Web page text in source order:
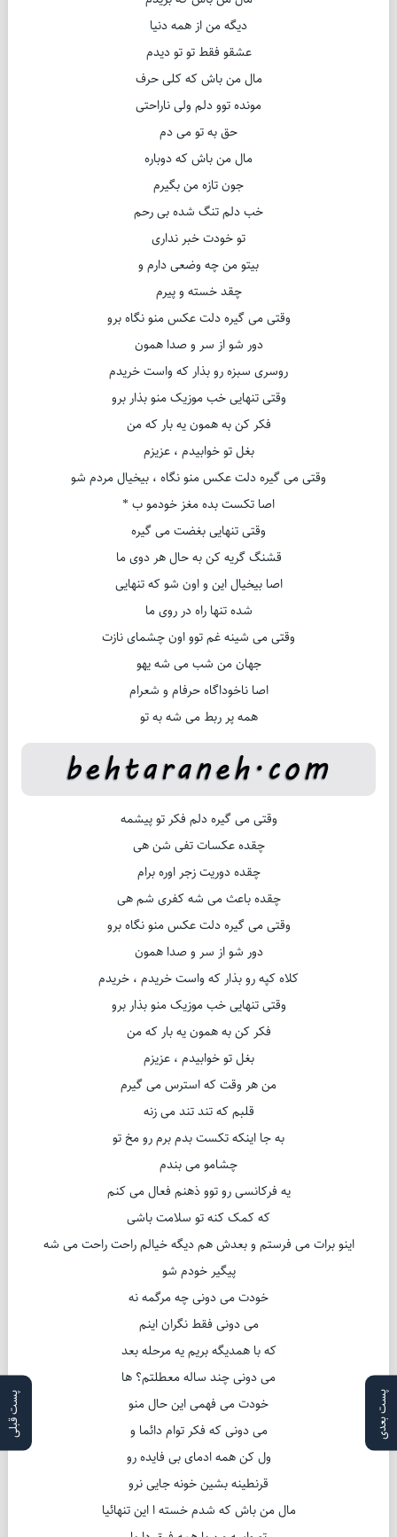
پست بعدی پست قبلی
دیگه من از همه دنیا
عشقو فقط تو تو دیدم
مال من باش که کلی حرف
مونده توو دلم ولی ناراحتی
حق به تو می دم
مال من باش که دوباره
جون تازه من بگیرم
خب دلم تنگ شده بی رحم
تو خودت خبر نداری
بیتو من چه وضعی دارم و
چقد خسته و پیرم
وقتی می گیره دلت عکس منو نگاه برو
دور شو از سر و صدا همون
روسری سبزه رو بذار که واست خریدم
وقتی تنهایی خب موزیک منو بذار برو
فکر کن به همون یه بار که من
بغل تو خوابیدم ، عزیزم
وقتی می گیره دلت عکس منو نگاه ، بیخیال مردم شو
اصا تکست بده مغز خودمو ب *
وقتی تنهایی بغضت می گیره
قشنگ گریه کن به حال هر دوی ما
اصا بیخیال این و اون شو که تنهایی
شده تنها راه در روی ما
وقتی می شینه غم توو اون چشمای نازت
جهان من شب می شه یهو
اصا ناخوداگاه حرفام و شعرام
همه پر ربط می شه به تو
وقتی می گیره دلم فکر تو پیشمه
چقده عکسات تفی شن هی
چقده دوریت زجر اوره برام
چقده باعث می شه کفری شم هی
وقتی می گیره دلت عکس منو نگاه برو
دور شو از سر و صدا همون
کلاه کپه رو بذار که واست خریدم ، خریدم
وقتی تنهایی خب موزیک منو بذار برو
فکر کن به همون یه بار که من
بغل تو خوابیدم ، عزیزم
من هر وقت که استرس می گیرم
قلبم که تند تند می زنه
به جا اینکه تکست بدم برم رو مخ تو
چشامو می بندم
یه فرکانسی رو توو ذهنم فعال می کنم
که کمک کنه تو سلامت باشی
اینو برات می فرستم و بعدش هم دیگه خیالم راحت راحت می شه
پیگیر خودم شو
خودت می دونی چه مرگمه نه
می دونی فقط نگران اینم
که با همدیگه بریم یه مرحله بعد
می دونی چند ساله معطلتم؟ ها
خودت می فهمی این حال منو
می دونی که فکر توام دائما و
ول کن همه ادمای بی فایده رو
قرنطینه بشین خونه جایی نرو
مال من باش که شدم خسته ا این تنهائیا